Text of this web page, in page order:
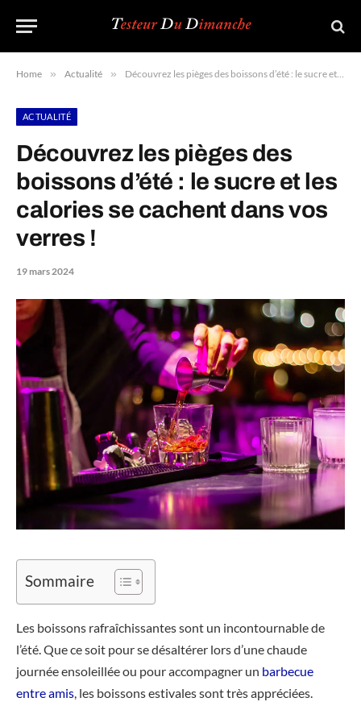
Home » Actualité » Découvrez les pièges des boissons d’été : le sucre et les calories se cachent dans vos verres !
ACTUALITÉ
Découvrez les pièges des
boissons d’été : le sucre et les
calories se cachent dans vos
verres !
19 mars 2024
Sommaire
Les boissons rafraîchissantes sont un incontournable de
l’été. Que ce soit pour se désaltérer lors d’une chaude
journée ensoleillée ou pour accompagner un barbecue
entre amis, les boissons estivales sont très appréciées.